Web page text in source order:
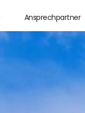
Ansprechpartner